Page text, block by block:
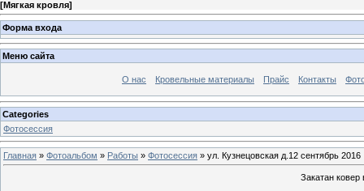
[Мягкая кровля]
Форма входа
Меню сайта
О нас Кровельные материалы Прайс Контакты
Categories
Фотосессия
Главная » Фотоальбом » Работы » Фотосессия » ул. Кузнецовская д.12 сентябрь 2016
Закатан